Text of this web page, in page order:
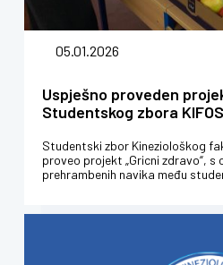
05.01.2026
Uspješno proveden
Studentskog zbora KIFOS
Studentski zbor Kineziološkog
proveo projekt „Gricni zdravo“, s
prehrambenih navika među